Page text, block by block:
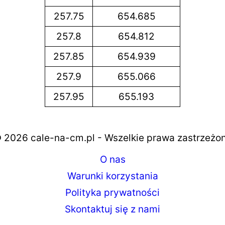
257.75
654.685
257.8
654.812
257.85
654.939
257.9
655.066
257.95
655.193
cale-na-cm.pl - Wszelkie prawa
O nas
Warunki korzystania
Polityka prywatności
Skontaktuj się z nami